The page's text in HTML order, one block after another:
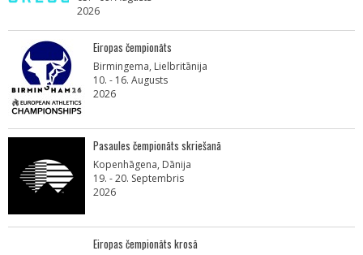
2026
Eiropas čempionāts
Birmingema, Lielbritānija
10. - 16. Augusts
2026
Pasaules čempionāts skriešanā
Kopenhāgena, Dānija
19. - 20. Septembris
2026
Eiropas čempionāts krosā